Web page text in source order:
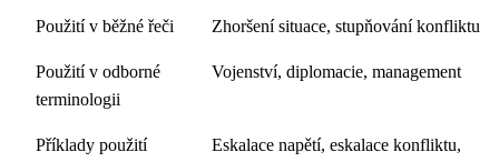
Použití v běžné řeči Zhoršení situace, stupňování konfliktu
Použití v odborné
terminologii
Vojenství, diplomacie, management
Příklady použití
Eskalace napětí, eskalace konfliktu,